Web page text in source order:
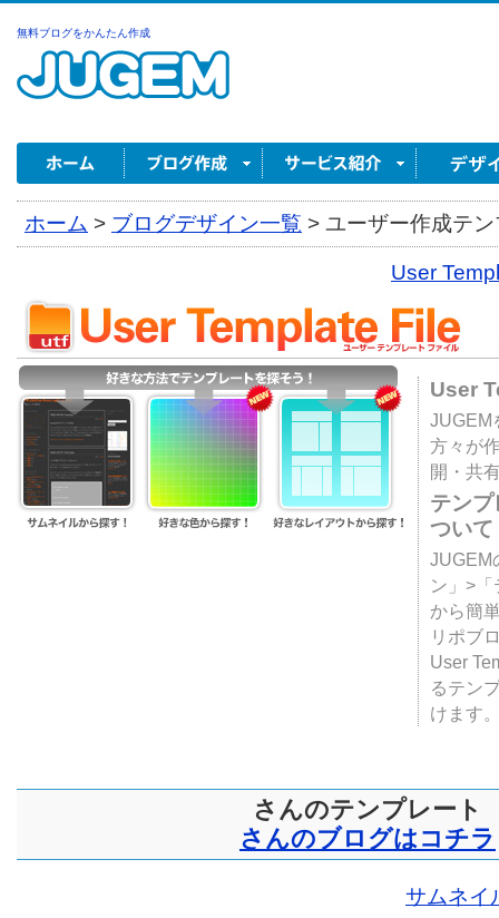
無料ブログをかんたん作成
ホーム > ブログデザイン一覧 > ユーザー作成テ
User
User
JUGEM
方々が
開・共
テン
ついて
JUGEM
ン」>
から簡
リポブ
User
るテン
けます
さんのテンプレート
さんのブログはコチラ
サムネイ